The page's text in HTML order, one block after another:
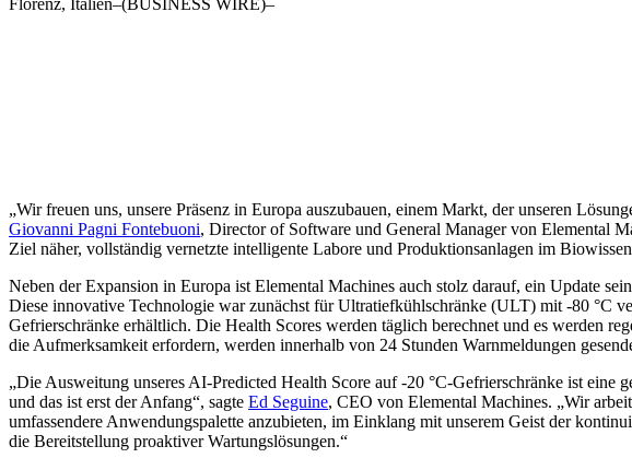
„Wir freuen uns, unsere Präsenz in Europa auszubauen, einem Markt, der unseren
Giovanni Pagni Fontebuoni, Director of Software und General Manager von Elemental
Ziel näher, vollständig vernetzte intelligente Labore und Produktionsanlagen im
Neben der Expansion in Europa ist Elemental Machines auch stolz darauf, ein Update
Diese innovative Technologie war zunächst für Ultratiefkühlschränke (ULT) mit -80 °C
Gefrierschränke erhältlich. Die Health Scores werden täglich berechnet und es werden
die Aufmerksamkeit erfordern, werden innerhalb von 24 Stunden Warnmeldungen
„Die Ausweitung unseres AI-Predicted Health Score auf -20 °C-Gefrierschränke ist eine
und das ist erst der Anfang“, sagte Ed Seguine, CEO von Elemental Machines. „Wir
umfassendere Anwendungspalette anzubieten, im Einklang mit unserem Geist der
die Bereitstellung proaktiver Wartungslösungen.“